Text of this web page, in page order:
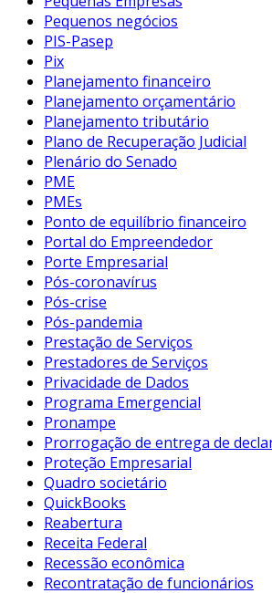
Pequenos negócios
PIS-Pasep
Pix
Planejamento financeiro
Planejamento orçamentário
Planejamento tributário
Plano de Recuperação Judicial
Plenário do Senado
PME
PMEs
Ponto de equilíbrio financeiro
Portal do Empreendedor
Porte Empresarial
Pós-coronavírus
Pós-crise
Pós-pandemia
Prestação de Serviços
Prestadores de Serviços
Privacidade de Dados
Programa Emergencial
Pronampe
Prorrogação de entrega de
Proteção Empresarial
Quadro societário
QuickBooks
Reabertura
Receita Federal
Recessão econômica
Recontratação de funcionários